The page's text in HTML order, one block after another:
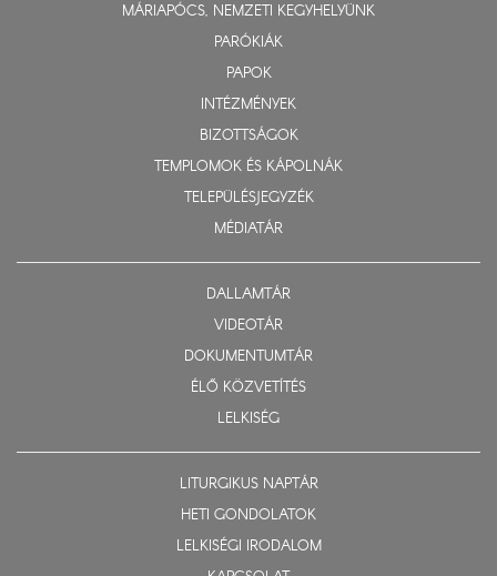
MÁRIAPÓCS, NEMZETI KEGYHELYÜNK
PARÓKIÁK
PAPOK
INTÉZMÉNYEK
BIZOTTSÁGOK
TEMPLOMOK ÉS KÁPOLNÁK
TELEPÜLÉSJEGYZÉK
MÉDIATÁR
DALLAMTÁR
VIDEOTÁR
DOKUMENTUMTÁR
ÉLŐ KÖZVETÍTÉS
LELKISÉG
LITURGIKUS NAPTÁR
HETI GONDOLATOK
LELKISÉGI IRODALOM